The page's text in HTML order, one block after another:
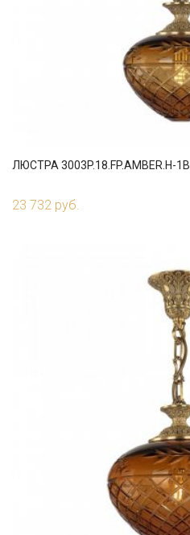
ЛЮСТРА 3003P.18.FP.AMBER.H-1B
23 732 руб.